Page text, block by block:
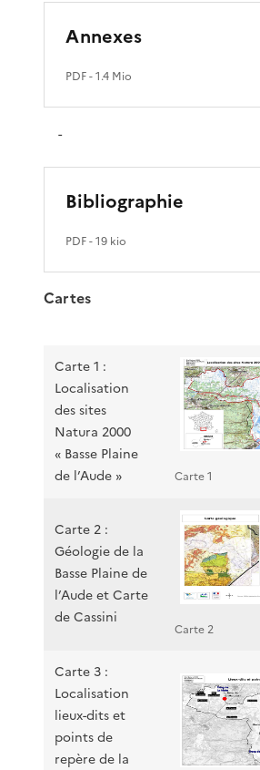
Annexes
PDF- 1.4 Mio
-
Bibliographie
PDF- 19 kio
Cartes
Carte 1 :
Localisation
des sites
Natura 2000
« Basse Plaine
de l’Aude »
Carte 1
Carte 2 :
Géologie de la
Basse Plaine de
l’Aude et Carte
de Cassini
Carte 2
Carte 3 :
Localisation
lieux-dits et
points de
repère de la